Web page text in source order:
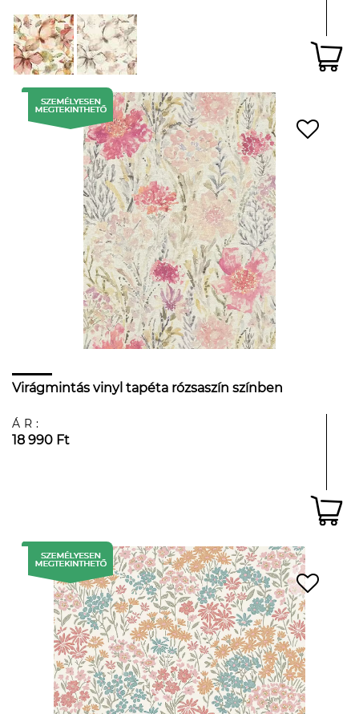
Virágmintás vinyl tapéta rózsaszín színben
ÁR:
18 990 Ft